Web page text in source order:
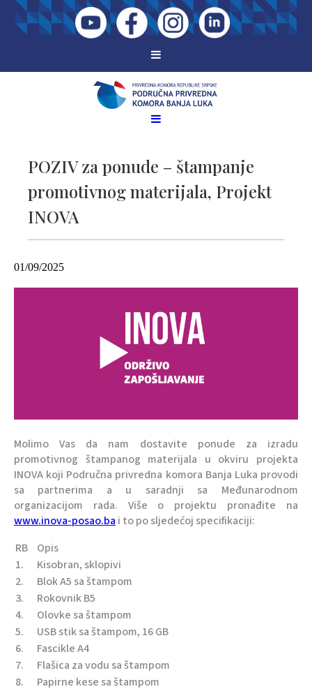
POZIV za ponude – štampanje
promotivnog materijala, Projekt
INOVA
01/09/2025
Molimo Vas da nam dostavite ponude za izradu
promotivnog štampanog materijala u okviru projekta
INOVA koji Područna privredna komora Banja Luka provodi
sa partnerima a u saradnji sa Međunarodnom
organizacijom rada. Više o projektu pronađite na
www.inova-posao.ba i to po sljedećoj specifikaciji:
RB
Opis
1.
Kisobran, sklopivi
2.
Blok A5 sa štampom
3.
Rokovnik B5
4.
Olovke sa štampom
5.
USB stik sa štampom, 16 GB
6.
Fascikle A4
7.
Flašica za vodu sa štampom
8.
Papirne kese sa štampom